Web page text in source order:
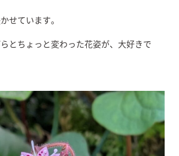
せています。
とちょっと変わった花姿が、大好きで